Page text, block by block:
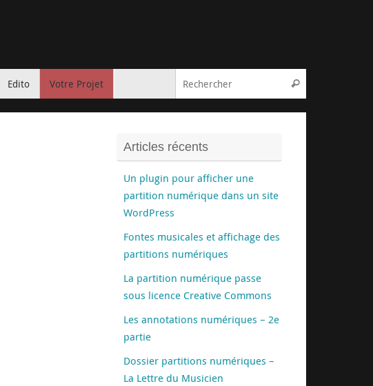
Edito Votre Projet Rechercher
Articles récents
Un plugin pour afficher une
partition numérique dans un site
WordPress
Fontes musicales et affichage des
partitions numériques
La partition numérique passe
sous licence Creative Commons
Les annotations numériques – 2e
partie
Dossier partitions numériques –
La Lettre du Musicien